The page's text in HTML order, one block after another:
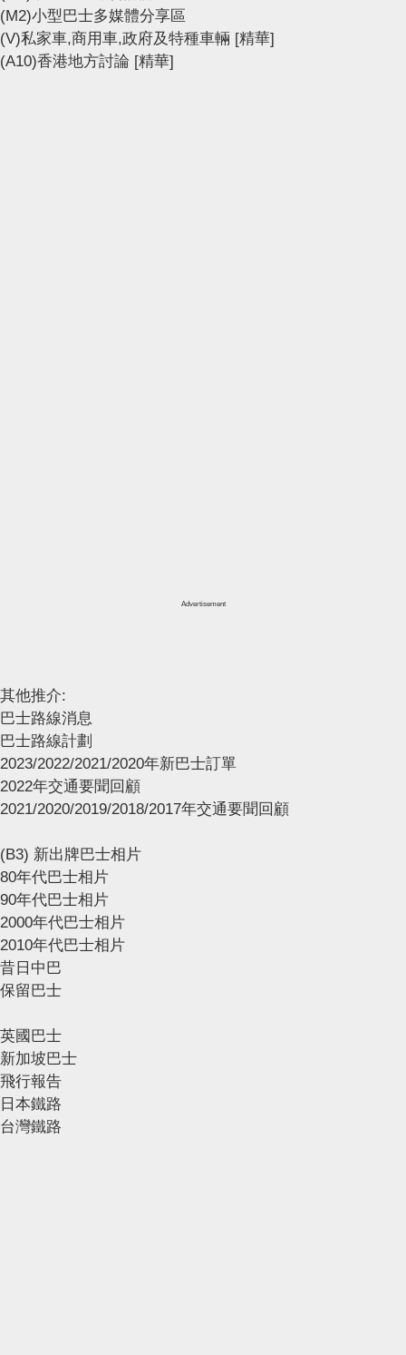
(M2)小型巴士多媒體分享區
(V)私家車,商用車,政府及特種車輛 [精華]
(A10)香港地方討論 [精華]
Advertisement
其他推介:
巴士路線消息
巴士路線計劃
2023/2022/2021/2020年新巴士訂單
2022年交通要聞回顧
2021/2020/2019/2018/2017年交通要聞回顧
(B3) 新出牌巴士相片
80年代巴士相片
90年代巴士相片
2000年代巴士相片
2010年代巴士相片
昔日中巴
保留巴士
英國巴士
新加坡巴士
飛行報告
日本鐵路
台灣鐵路